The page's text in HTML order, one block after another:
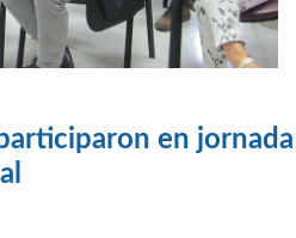
en jornada